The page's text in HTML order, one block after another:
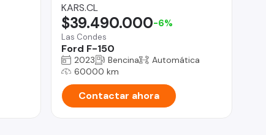
KARS.CL
Las Condes
Ford F-150
$39.490.000-6%
2023 Bencina
Automática
60000 km
Contactar ahora